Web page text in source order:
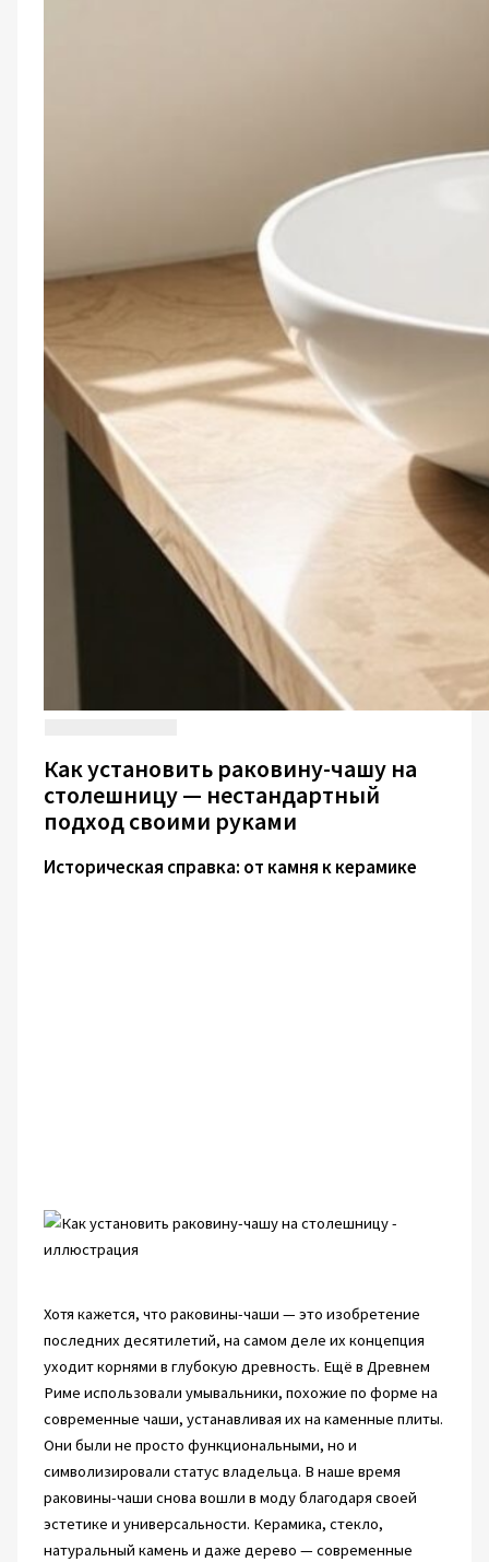
Как установить раковину-чашу на
столешницу — нестандартный
подход своими руками
Историческая справка: от камня к керамике
Хотя кажется, что раковины-чаши — это изобретение
последних десятилетий, на самом деле их концепция
уходит корнями в глубокую древность. Ещё в Древнем
Риме использовали умывальники, похожие по форме на
современные чаши, устанавливая их на каменные плиты.
Они были не просто функциональными, но и
символизировали статус владельца. В наше время
раковины-чаши снова вошли в моду благодаря своей
эстетике и универсальности. Керамика, стекло,
натуральный камень и даже дерево — современные